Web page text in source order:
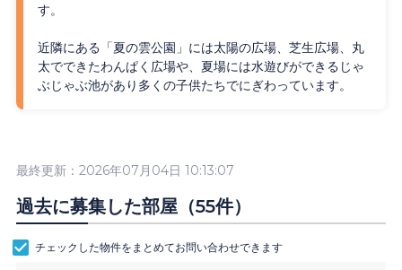
す。
近隣にある「夏の雲公園」には太陽の広場、芝生広場、丸
太でできたわんぱく広場や、夏場には水遊びができるじゃ
ぶじゃぶ池があり多くの子供たちでにぎわっています。
過去に募集した部屋（55件）
最終更新：2026年07月04日 10:13:07
チェックした物件をまとめてお問い合わせできます